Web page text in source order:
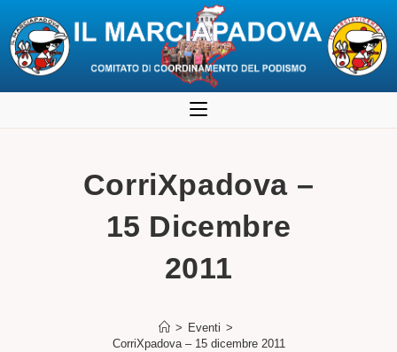
al
CorriXpadova –
15 Dicembre
2011
> Eventi >
CorriXpadova – 15 dicembre 2011